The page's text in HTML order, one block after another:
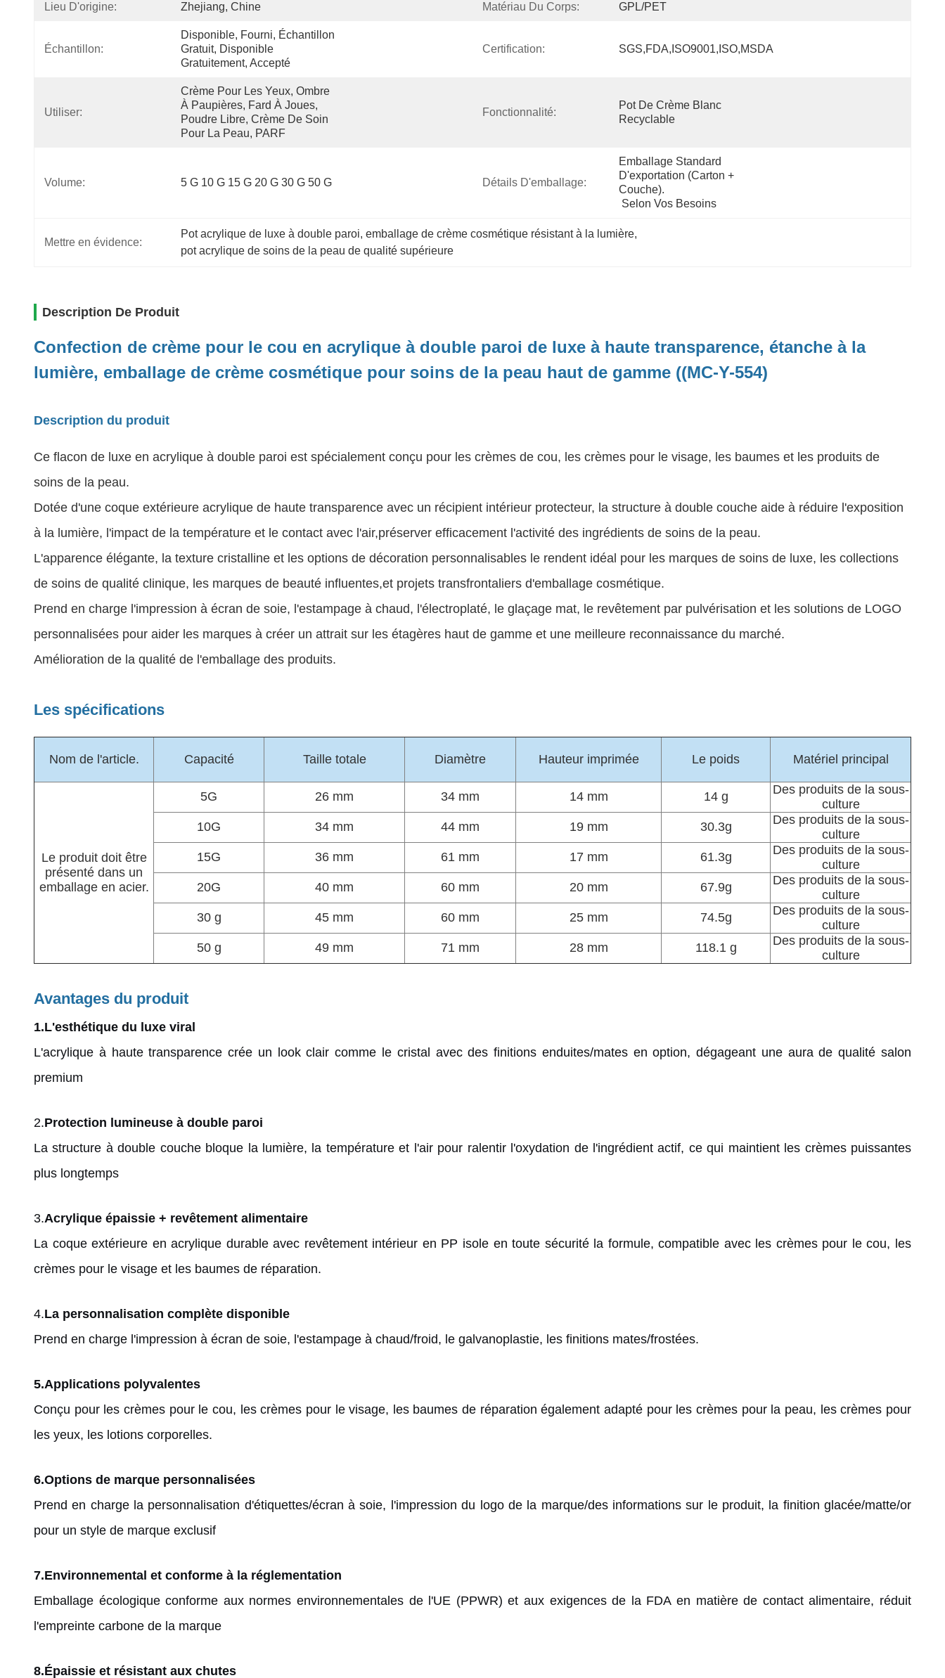
Lieu D'origine: Zhejiang, Chine Matériau Du Corps: GPL/PET
Échantillon:
Disponible, Fourni, Échantillon
Gratuit, Disponible
Gratuitement, Accepté
Certification: SGS,FDA,ISO9001,ISO,MSDA
Utiliser:
Crème Pour Les Yeux, Ombre
À Paupières, Fard À Joues,
Poudre Libre, Crème De Soin
Pour La Peau, PARF
Fonctionnalité:
Pot De Crème Blanc
Recyclable
Volume: 5 G 10 G 15 G 20 G 30 G 50 G Détails D'emballage:
Emballage Standard
D'exportation (carton +
Couche).
Selon Vos Besoins
Mettre en évidence:
Pot acrylique de luxe à double paroi, emballage de crème cosmétique résistant à la lumière,
pot acrylique de soins de la peau de qualité supérieure
Description De Produit
Confection de crème pour le cou en acrylique à double paroi de luxe à haute transparence, étanche à la
lumière, emballage de crème cosmétique pour soins de la peau haut de gamme ((MC-Y-554)
Description du produit
Ce flacon de luxe en acrylique à double paroi est spécialement conçu pour les crèmes de cou, les crèmes pour le visage, les baumes et les produits de
soins de la peau.
Dotée d'une coque extérieure acrylique de haute transparence avec un récipient intérieur protecteur, la structure à double couche aide à réduire l'exposition
à la lumière, l'impact de la température et le contact avec l'air,préserver efficacement l'activité des ingrédients de soins de la peau.
L'apparence élégante, la texture cristalline et les options de décoration personnalisables le rendent idéal pour les marques de soins de luxe, les collections
de soins de qualité clinique, les marques de beauté influentes,et projets transfrontaliers d'emballage cosmétique.
Prend en charge l'impression à écran de soie, l'estampage à chaud, l'électroplaté, le glaçage mat, le revêtement par pulvérisation et les solutions de LOGO
personnalisées pour aider les marques à créer un attrait sur les étagères haut de gamme et une meilleure reconnaissance du marché.
Amélioration de la qualité de l'emballage des produits.
Les spécifications
Nom de l'article. Capacité Taille totale Diamètre Hauteur imprimée Le poids Matériel principal
Le produit doit être
présenté dans un
emballage en acier.
5G 26 mm 34 mm 14 mm 14 g
Des produits de la sous-
culture
10G
34 mm 44 mm 19 mm 30.3g
Des produits de la sous-
culture
15G
36 mm 61 mm 17 mm 61.3g
Des produits de la sous-
culture
20G
40 mm 60 mm 20 mm 67.9g
Des produits de la sous-
culture
30 g
45 mm 60 mm 25 mm 74.5g
Des produits de la sous-
culture
50 g
49 mm 71 mm 28 mm 118.1 g
Des produits de la sous-
culture
Avantages du produit
1.L'esthétique du luxe viral
L'acrylique à haute transparence crée un look clair comme le cristal avec des finitions enduites/mates en option, dégageant une aura de qualité salon
premium
2.Protection lumineuse à double paroi
La structure à double couche bloque la lumière, la température et l'air pour ralentir l'oxydation de l'ingrédient actif, ce qui maintient les crèmes puissantes
plus longtemps
3.Acrylique épaissie + revêtement alimentaire
La coque extérieure en acrylique durable avec revêtement intérieur en PP isole en toute sécurité la formule, compatible avec les crèmes pour le cou, les
crèmes pour le visage et les baumes de réparation.
4.La personnalisation complète disponible
Prend en charge l'impression à écran de soie, l'estampage à chaud/froid, le galvanoplastie, les finitions mates/frostées.
5.Applications polyvalentes
Conçu pour les crèmes pour le cou, les crèmes pour le visage, les baumes de réparation également adapté pour les crèmes pour la peau, les crèmes pour
les yeux, les lotions corporelles.
6.Options de marque personnalisées
Prend en charge la personnalisation d'étiquettes/écran à soie, l'impression du logo de la marque/des informations sur le produit, la finition glacée/matte/or
pour un style de marque exclusif
7.Environnemental et conforme à la réglementation
Emballage écologique conforme aux normes environnementales de l'UE (PPWR) et aux exigences de la FDA en matière de contact alimentaire, réduit
l'empreinte carbone de la marque
8.Épaissie et résistant aux chutes